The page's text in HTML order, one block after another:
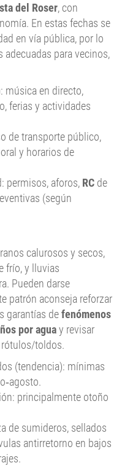
del Roser, con
En estas fechas se
en vía pública, por lo
para vecinos,
música en directo,
ferias y actividades
de transporte público,
y horarios de
permisos, aforos, RC de
(según
calurosos y secos,
frío, y lluvias
Pueden darse
patrón aconseja reforzar
garantías defenómenos
por aguay revisar
rótulos/toldos.
(tendencia): mínimas
principalmente otoño
de sumideros, sellados
antirretorno en bajos